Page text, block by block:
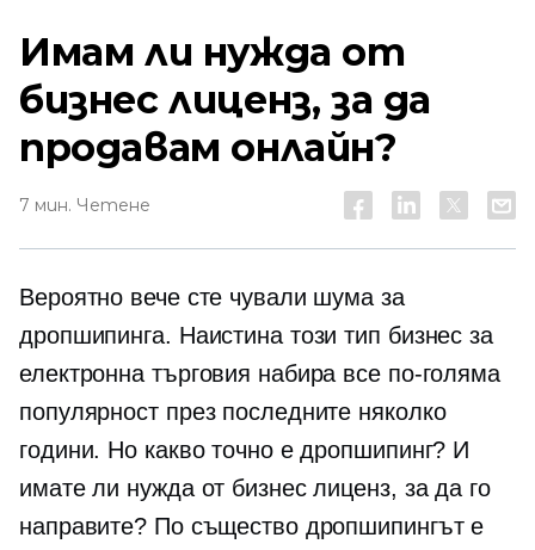
Имам ли нужда от
бизнес лиценз, за ​​да
продавам онлайн?
7 мин. Четене
Вероятно вече сте чували шума за
дропшипинга. Наистина този тип бизнес за
електронна търговия набира все по-голяма
популярност през последните няколко
години. Но какво точно е дропшипинг? И
имате ли нужда от бизнес лиценз, за ​​да го
направите? По същество дропшипингът е